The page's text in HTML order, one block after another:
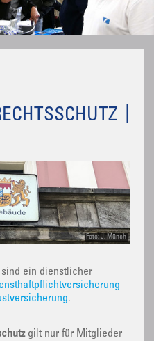
Foto: J. Münch
ein dienstlicher
.
gilt nur für Mitglieder